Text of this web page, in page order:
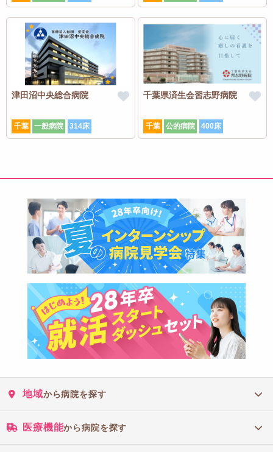
津田沼中央総合病院
千葉 一般病院 314床
千葉県済生会習志野病院
千葉 公的病院 400床
地域から病院を探す
医療機能から病院を探す